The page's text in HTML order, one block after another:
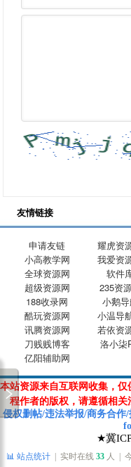
友情链接
申请友链 耀虎资
小高教学网
我爱资
全球资源网
软件
超级资源网
235资
188收录网
小鹅
酷玩资源网
小温导
讯腾资源网
若依资
刀贱贱博客
洛小柒
亿阳辅助网
本站资源来自互联网收集，
程作者的版权，请遵循相
侵权删帖/违法举报/商务合作/
★冀
📊 站点统计| 实时在线 33人 |